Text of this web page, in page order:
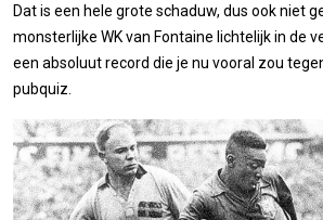
Dat is een hele grote schaduw, dus ook niet
monsterlijke WK van Fontaine lichtelijk in de
een absoluut record die je nu vooral zou
pubquiz.